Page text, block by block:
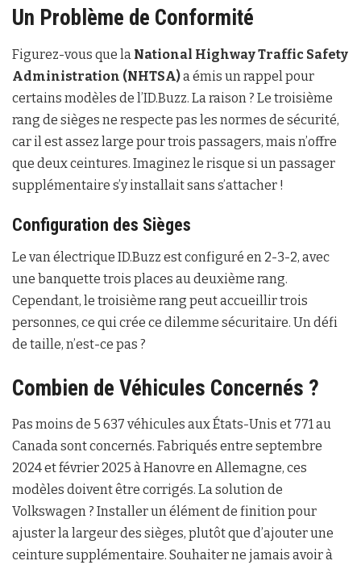
Un Problème de Conformité
Figurez-vous que la National Highway Traffic Safety
Administration (NHTSA)a émis un rappel pour
certains modèles de l’ID.Buzz. La raison ? Le troisième
rang de sièges ne respecte pas les normes de sécurité,
car il est assez large pour trois passagers, mais n’offre
que deux ceintures. Imaginez le risque si un passager
supplémentaire s’y installait sans s’attacher !
Configuration des Sièges
Le van électrique ID.Buzz est configuré en 2-3-2, avec
une banquette trois places au deuxième rang.
Cependant, le troisième rang peut accueillir trois
personnes, ce qui crée ce dilemme sécuritaire. Un défi
de taille, n’est-ce pas ?
Combien de Véhicules Concernés ?
Pas moins de 5 637 véhicules aux États-Unis et 771 au
Canada sont concernés. Fabriqués entre septembre
2024 et février 2025 à Hanovre en Allemagne, ces
modèles doivent être corrigés. La solution de
Volkswagen ? Installer un élément de finition pour
ajuster la largeur des sièges, plutôt que d’ajouter une
ceinture supplémentaire. Souhaiter ne jamais avoir à